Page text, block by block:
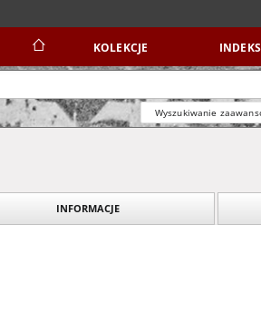
KOLEKCJE
Wyszukiwanie
INFORMACJE